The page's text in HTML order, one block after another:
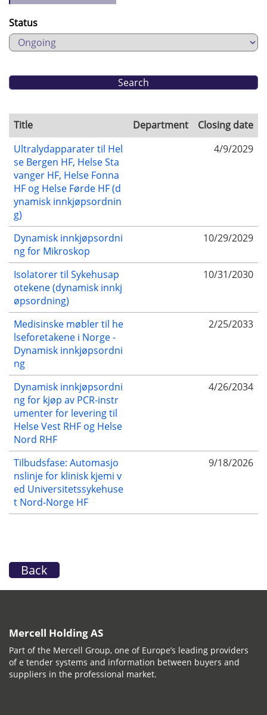
Status
Title Department
Closing date
Ultralydapparater til Hel
se Bergen HF, Helse Sta
vanger HF, Helse Fonna
HF og Helse Førde HF (d
ynamisk innkjøpsordnin
g)
4/9/2029
Dynamisk innkjøpsordni
ng for Mikroskop
10/29/2029
Isolatorer til Sykehusap
otekene (dynamisk innkj
øpsordning)
10/31/2030
Medisinske møbler til he
lseforetakene i Norge -
Dynamisk innkjøpsordni
ng
2/25/2033
Dynamisk innkjøpsordni
ng for kjøp av PCR-instr
umenter for levering til
Helse Vest RHF og Helse
Nord RHF
4/26/2034
Tilbudsfase: Automasjo
nslinje for klinisk kjemi v
ed Universitetssykehuse
t Nord-Norge HF
9/18/2026
Back
Mercell Holding AS
Part of the Mercell Group, one of Europe’s leading providers
of e tender systems and information between buyers and
suppliers in the professional market.